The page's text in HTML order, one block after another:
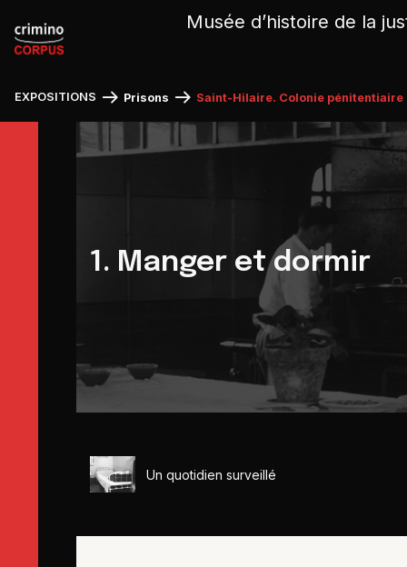
Musée d’histoire de la
EXPOSITIONS Prisons Saint-Hilaire. Colonie pénitentiaire
1. Manger et dormir
Un quotidien surveillé
Panneau de gestion des cookies